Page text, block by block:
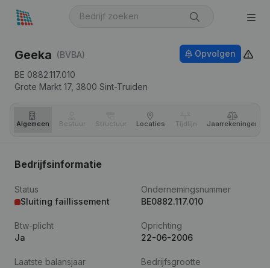
Geeka (BVBA)
BE 0882.117.010
Grote Markt 17, 3800 Sint-Truiden
Opvolgen
Algemeen Bestuur Structuur Locaties Tijdlijn Jaar­rekeningen
Bedrijfsinformatie
Status
Sluiting faillissement
Ondernemingsnummer
BE0882.117.010
Btw-plicht
Ja
Oprichting
22-06-2006
Laatste balansjaar
Bedrijfsgrootte